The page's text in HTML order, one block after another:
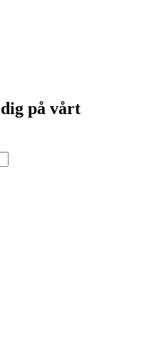
på vårt